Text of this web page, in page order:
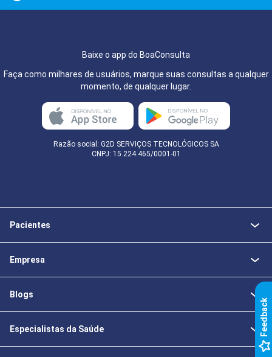
Baixe o app do BoaConsulta
Faça como milhares de usuários, marque suas consultas a qualquer
momento, de qualquer lugar.
Razão social: G2D SERVIÇOS TECNOLÓGICOS SA
CNPJ: 15.224.465/0001-01
Pacientes
Empresa
Blogs
Especialistas da Saúde k